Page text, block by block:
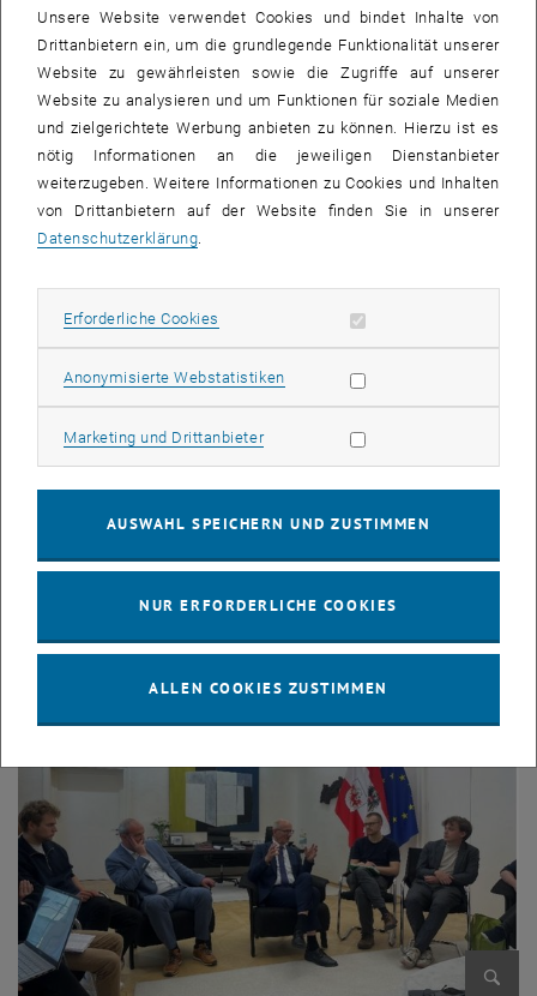
© Antonia Lotz
Unsere Website verwendet Cookies und bindet Inhalte von
Drittanbietern ein, um die grundlegende Funktionalität unserer
Website zu gewährleisten sowie die Zugriffe auf unserer
Website zu analysieren und um Funktionen für soziale Medien
und zielgerichtete Werbung anbieten zu können. Hierzu ist es
nötig Informationen an die jeweiligen Dienstanbieter
weiterzugeben. Weitere Informationen zu Cookies und Inhalten
von Drittanbietern auf der Website finden Sie in unserer
Datenschutzerklärung.
Erforderliche Cookies Erforderliche Cookies zulassen
Anonymisierte WebstatistikenStatistik Cookies zulassen
Marketing und DrittanbieterMarketing Cookies zulassen
AUSWAHL SPEICHERN UND ZUSTIMMEN
NUR ERFORDERLICHE COOKIES
ALLEN COOKIES ZUSTIMMEN